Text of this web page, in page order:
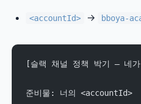
<accountId> → bboya-
[슬랙 채널 정책 박기 — 네
준비물: 너의 <accountId>